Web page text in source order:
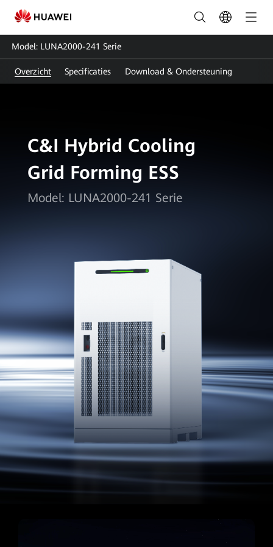
LUNA2000-
241
Serie
|
Energieopslagsysteem
FusionSolar
Model: LUNA2000-241 Serie
Overzicht Specificaties Download & Ondersteuning
C&I Hybrid Cooling
Grid Forming ESS
Model: LUNA2000-241 Serie